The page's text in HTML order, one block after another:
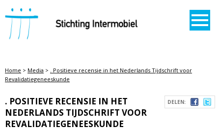
STICHTING INTERMOBIEL
Home > Media > . Positieve recensie in het Nederlands Tijdschrift voor
Revalidatiegeneeskunde
DELEN:
. POSITIEVE RECENSIE IN HET
NEDERLANDS TIJDSCHRIFT VOOR
REVALIDATIEGENEESKUNDE